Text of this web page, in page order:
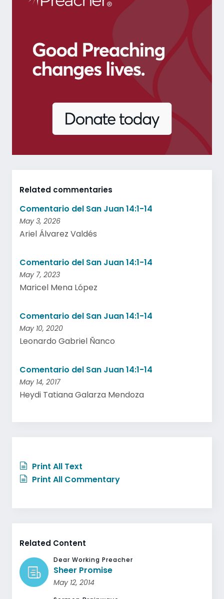
Related commentaries
Comentario del San Juan 14:1-14
May 3, 2026
Ariel Álvarez Valdés
Comentario del San Juan 14:1-14
May 7, 2023
Maricel Mena López
Comentario del San Juan 14:1-14
May 10, 2020
Leonardo Gabriel Ñanco
Comentario del San Juan 14:1-14
May 14, 2017
Heydi Tatiana Galarza Mendoza
Print All Text
Print All Commentary
Related Content
Dear Working Preacher
Sheer Promise
May 12, 2014